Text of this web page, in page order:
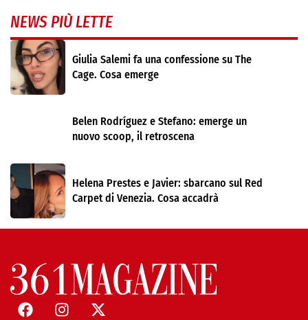
NEWS PIÙ LETTE
Giulia Salemi fa una confessione su The
Cage. Cosa emerge
Belen Rodríguez e Stefano: emerge un
nuovo scoop, il retroscena
Helena Prestes e Javier: sbarcano sul Red
Carpet di Venezia. Cosa accadrà